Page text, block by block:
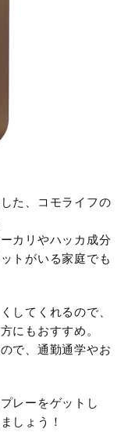
た、コモライフの
カリやハッカ成分
トがいる家庭でも
してくれるので、
にもおすすめ。
で、通勤通学やお
レーをゲットし
しょう！